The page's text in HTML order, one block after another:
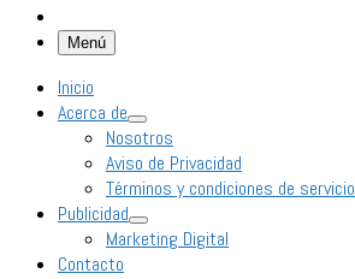
Menú
Inicio
Acerca de
Nosotros
Aviso de Privacidad
Términos y condiciones de servicio
Publicidad
Marketing Digital
Contacto